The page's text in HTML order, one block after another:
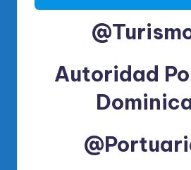
Autoridad